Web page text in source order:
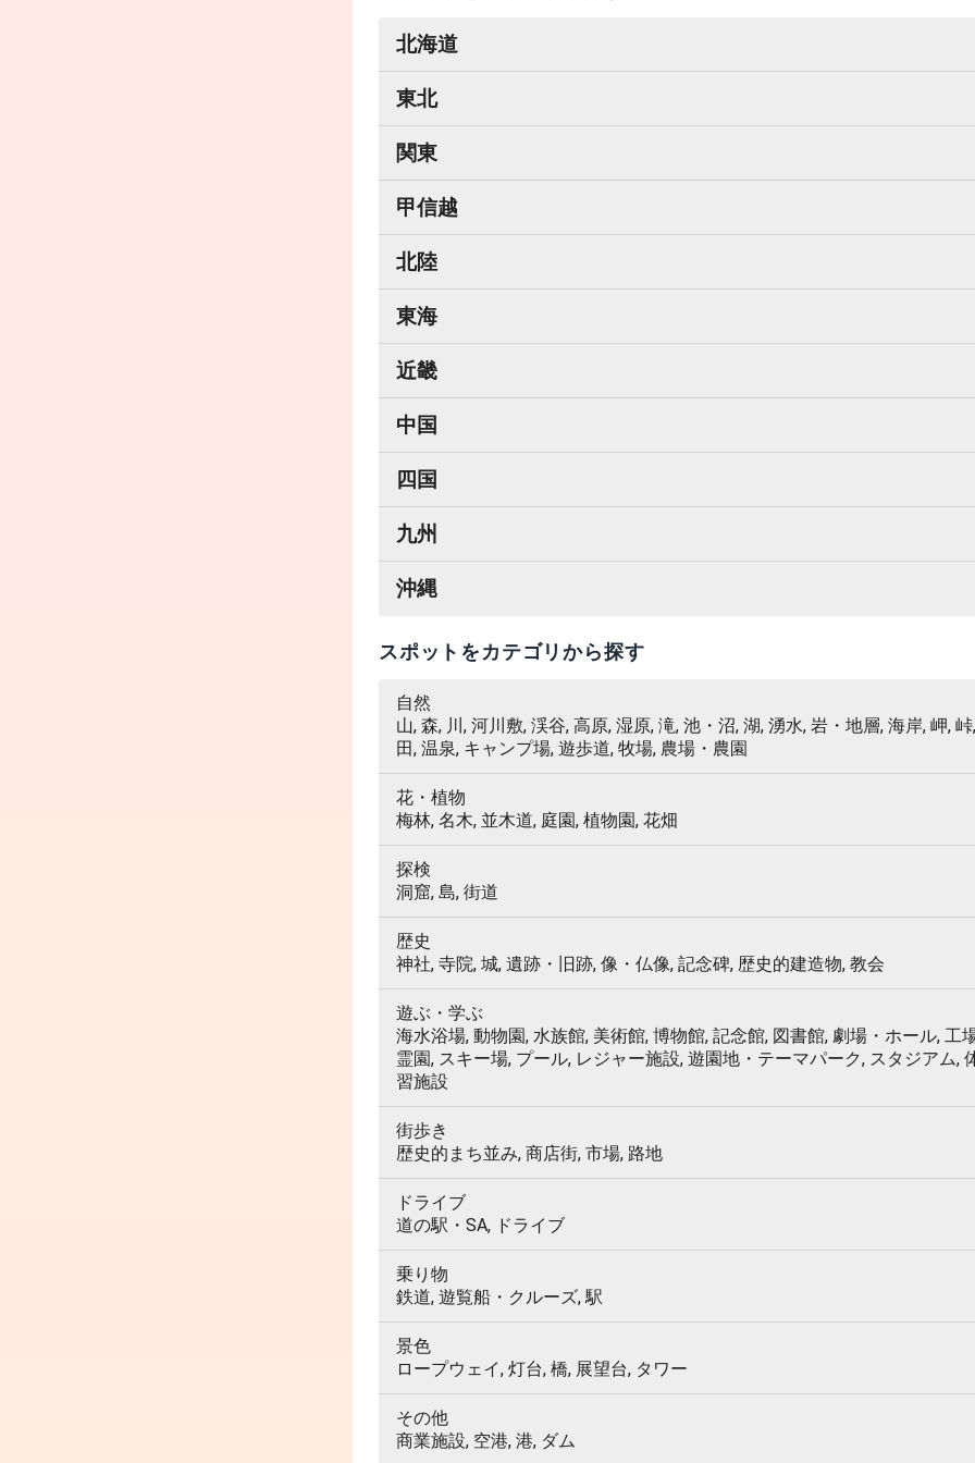
北海道
東北
関東
甲信越
北陸
東海
近畿
中国
四国
九州
沖縄
スポットをカテゴリから探す
自然
山, 森, 川, 河川敷, 渓谷, 高原, 湿原, 滝, 池・沼, 湖, 湧水, 岩・地層, 海岸, 岬,
田, 温泉, キャンプ場, 遊歩道, 牧場, 農場・農園
花・植物
梅林, 名木, 並木道, 庭園, 植物園, 花畑
探検
洞窟, 島, 街道
歴史
神社, 寺院, 城, 遺跡・旧跡, 像・仏像, 記念碑, 歴史的建造物, 教会
遊ぶ・学ぶ
海水浴場, 動物園, 水族館, 美術館, 博物館, 記念館, 図書館, 劇場・ホール, 工
霊園, スキー場, プール, レジャー施設, 遊園地・テーマパーク, スタジアム,
習施設
街歩き
歴史的まち並み, 商店街, 市場, 路地
ドライブ
道の駅・SA, ドライブ
乗り物
鉄道, 遊覧船・クルーズ, 駅
景色
ロープウェイ, 灯台, 橋, 展望台, タワー
その他
商業施設, 空港, 港, ダム